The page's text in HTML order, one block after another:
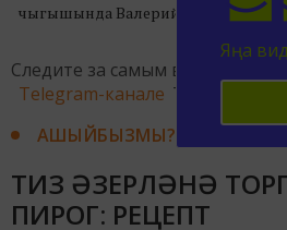
чыгышында Валерий Фальков.
Следите за самым важным и
Telegram-канале Татмедиа
АШЫЙБЫЗМЫ?
ТИЗ ӘЗЕРЛӘНӘ
ПИРОГ: РЕЦЕПТ
Яңа